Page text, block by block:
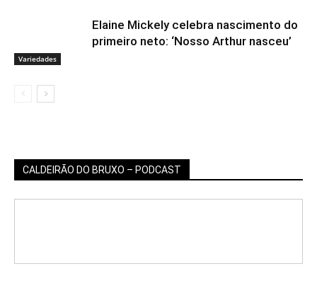
Variedades
Elaine Mickely celebra nascimento do
primeiro neto: ‘Nosso Arthur nasceu’
CALDEIRÃO DO BRUXO – PODCAST